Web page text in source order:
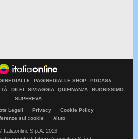
PAGINEGIALLE SHOP
PGCASA
DILEI SIVIAGGIA QUIFINANZA
BUONISSIMO
SUPEREVA
Legali Privacy
Cookie Policy
sui cookie
Aiuto
Italiaonline S.p.A. 2026